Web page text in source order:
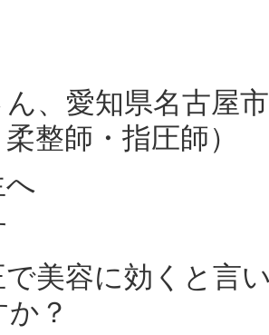
ん、愛知県名古屋
整師・指圧師）
へ
で美容に効くと言
？